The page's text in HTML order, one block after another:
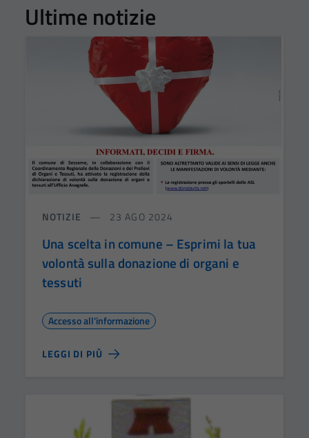
Ultime notizie
NOTIZIE 23 AGO 2024
Una scelta in comune – Esprimi la tua
volontà sulla donazione di organi e
tessuti
Accesso all'informazione
LEGGI DI PIÙ